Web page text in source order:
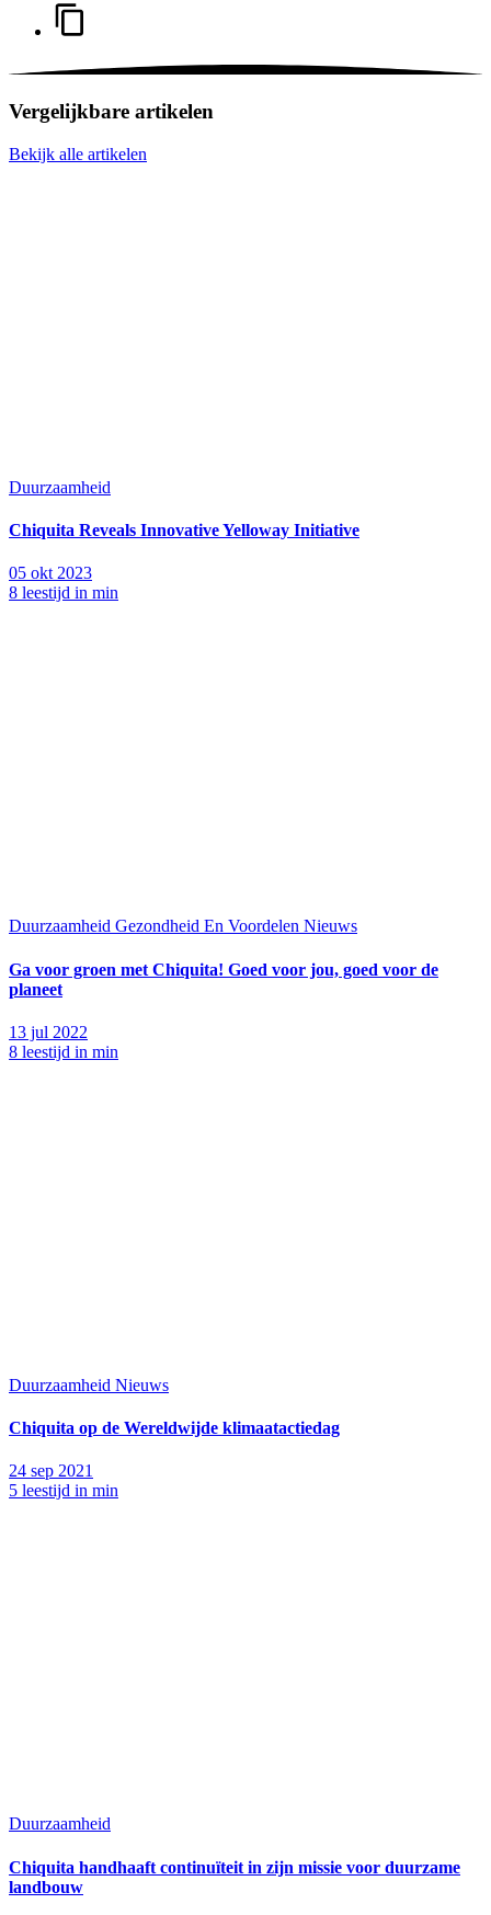
Vergelijkbare artikelen
Bekijk alle artikelen
Duurzaamheid
Chiquita Reveals Innovative Yelloway Initiative
05 okt 2023
8 leestijd in min
Duurzaamheid Gezondheid En Voordelen Nieuws
Ga voor groen met Chiquita! Goed voor jou, goed voor de
planeet
13 jul 2022
8 leestijd in min
Duurzaamheid Nieuws
Chiquita op de Wereldwijde klimaatactiedag
24 sep 2021
5 leestijd in min
Duurzaamheid
Chiquita handhaaft continuïteit in zijn missie voor duurzame
landbouw